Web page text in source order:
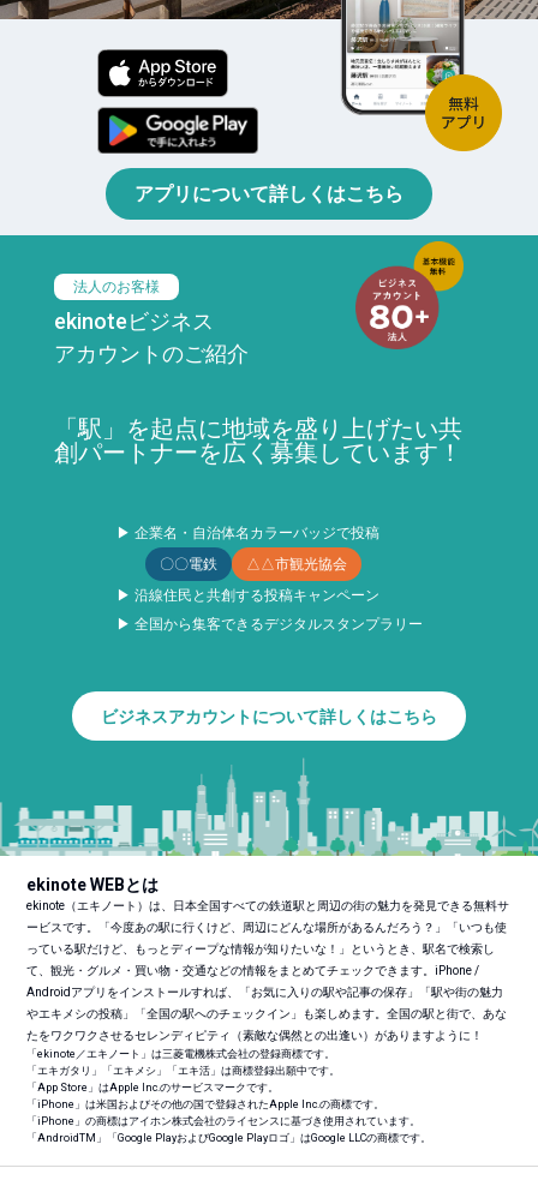
アプリについて詳しくはこちら
法人のお客様
ekinoteビジネス
アカウントのご紹介
「駅」を起点に地域を盛り上げたい共
創パートナーを広く募集しています！
▶ 企業名・自治体名カラーバッジで投稿
〇〇電鉄
△△市観光協会
▶ 沿線住民と共創する投稿キャンペーン
▶ 全国から集客できるデジタルスタンプラリー
ビジネスアカウントについて詳しくはこちら
ekinote WEBとは
ekinote（エキノート）は、日本全国すべての鉄道駅と周辺の街の魅力を発見できる無料サ
ービスです。「今度あの駅に行くけど、周辺にどんな場所があるんだろう？」「いつも使
っている駅だけど、もっとディープな情報が知りたいな！」というとき、駅名で検索し
て、観光・グルメ・買い物・交通などの情報をまとめてチェックできます。iPhone /
Androidアプリをインストールすれば、「お気に入りの駅や記事の保存」「駅や街の魅力
やエキメシの投稿」「全国の駅へのチェックイン」も楽しめます。全国の駅と街で、あな
たをワクワクさせるセレンディピティ（素敵な偶然との出逢い）がありますように！
「ekinote／エキノート」は三菱電機株式会社の登録商標です。
「エキガタリ」「エキメシ」「エキ活」は商標登録出願中です。
「App Store」はApple Inc.のサービスマークです。
「iPhone」は米国およびその他の国で登録されたApple Inc.の商標です。
「iPhone」の商標はアイホン株式会社のライセンスに基づき使用されています。
「AndroidTM 」「Google PlayおよびGoogle Playロゴ」はGoogle LLCの商標です。